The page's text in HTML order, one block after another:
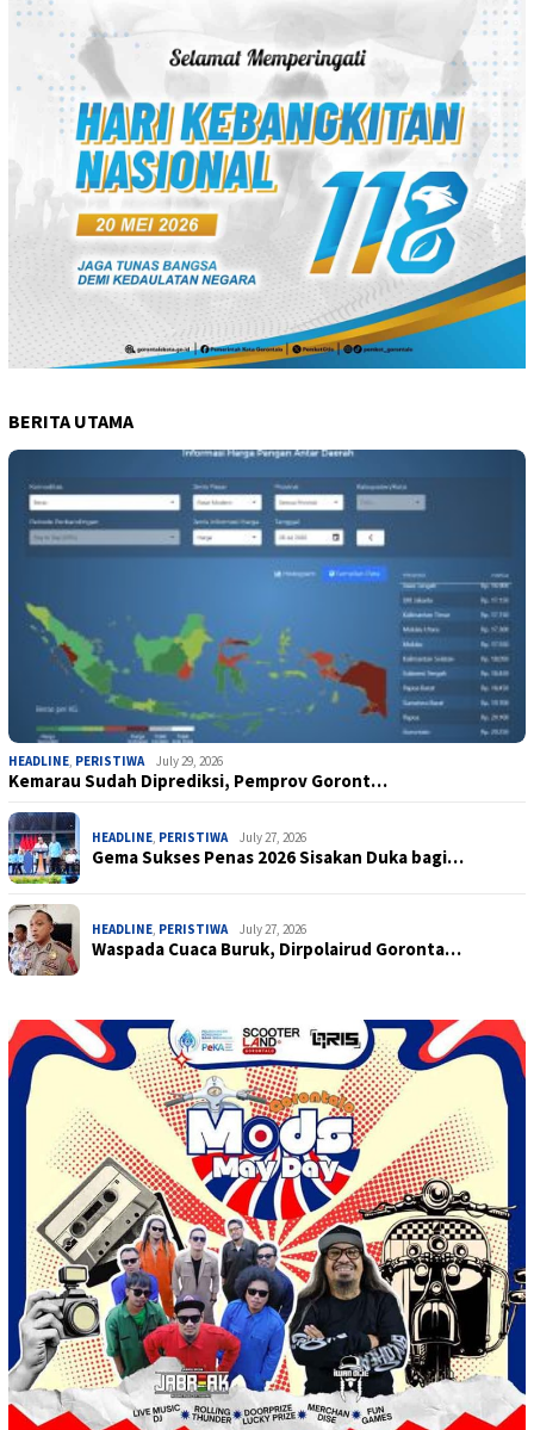
BERITA UTAMA
HEADLINE, PERISTIWA July 29, 2026
Kemarau Sudah Diprediksi, Pemprov Goront…
HEADLINE, PERISTIWA July 27, 2026
Gema Sukses Penas 2026 Sisakan Duka bagi…
HEADLINE, PERISTIWA July 27, 2026
Waspada Cuaca Buruk, Dirpolairud Goronta…